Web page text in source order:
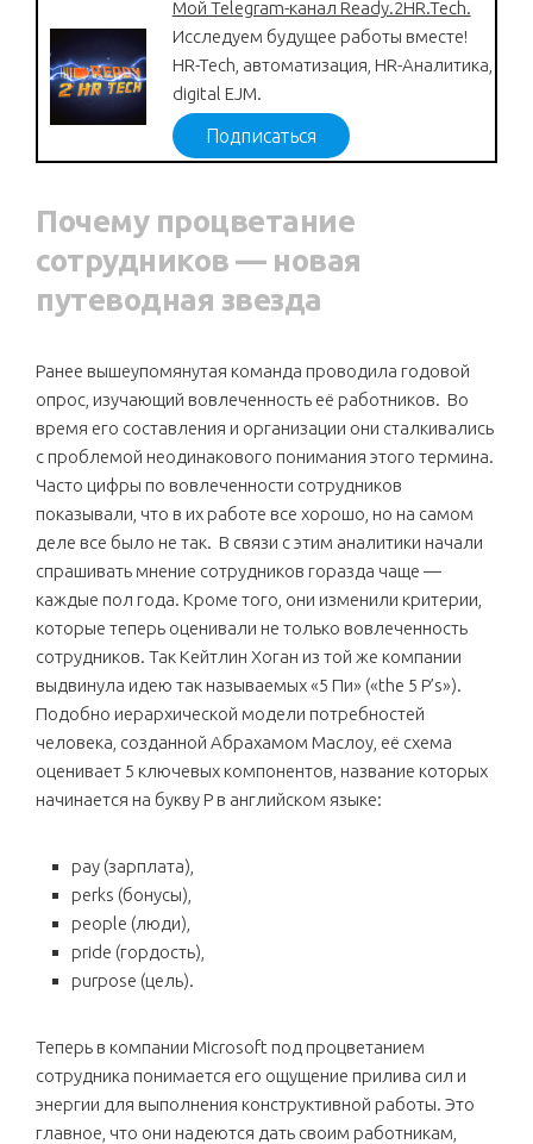
Мой Telegram-канал Ready.2HR.Tech.
Исследуем будущее работы вместе!
HR-Tech, автоматизация, HR-Аналитика,
digital EJM.
Подписаться
Почему процветание
сотрудников — новая
путеводная звезда
Ранее вышеупомянутая команда проводила годовой
опрос, изучающий вовлеченность её работников. Во
время его составления и организации они сталкивались
с проблемой неодинакового понимания этого термина.
Часто цифры по вовлеченности сотрудников
показывали, что в их работе все хорошо, но на самом
деле все было не так. В связи с этим аналитики начали
спрашивать мнение сотрудников горазда чаще —
каждые пол года. Кроме того, они изменили критерии,
которые теперь оценивали не только вовлеченность
сотрудников. Так Кейтлин Хоган из той же компании
выдвинула идею так называемых «5 Пи» («the 5 P’s»).
Подобно иерархической модели потребностей
человека, созданной Абрахамом Маслоу, её схема
оценивает 5 ключевых компонентов, название которых
начинается на букву Р в английском языке:
pay (зарплата),
perks (бонусы),
people (люди),
pride (гордость),
purpose (цель).
Теперь в компании Microsoft под процветанием
сотрудника понимается его ощущение прилива сил и
энергии для выполнения конструктивной работы. Это
главное, что они надеются дать своим работникам,